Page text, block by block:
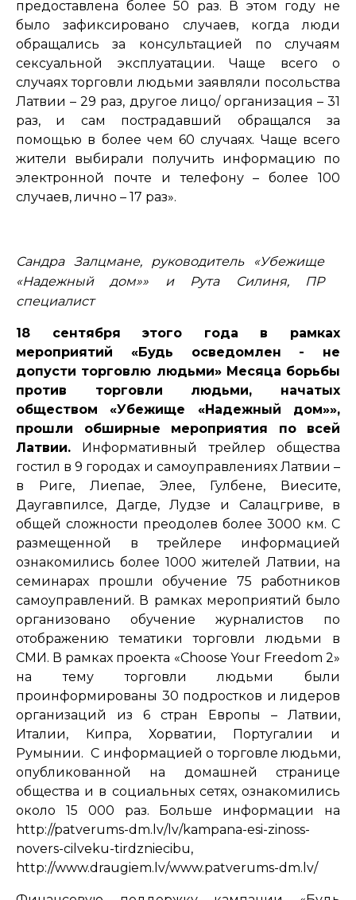
предоставлена более 50 раз. В этом году не
было зафиксировано случаев, когда люди
обращались за консультацией по случаям
сексуальной эксплуатации. Чаще всего о
случаях торговли людьми заявляли посольства
Латвии – 29 раз, другое лицо/ организация – 31
раз, и сам пострадавший обращался за
помощью в более чем 60 случаях. Чаще всего
жители выбирали получить информацию по
электронной почте и телефону – более 100
случаев, лично – 17 раз».
Сандра Залцмане, руководитель «Убежище
«Надежный дом»» и Рута Силиня, ПР
специалист
18 сентября этого года в рамках
мероприятий «Будь осведомлен - не
допусти торговлю людьми» Месяца борьбы
против торговли людьми, начатых
обществом «Убежище «Надежный дом»»,
прошли обширные мероприятия по всей
Латвии. Информативный трейлер общества
гостил в 9 городах и самоуправлениях Латвии –
в Риге, Лиепае, Элее, Гулбене, Виесите,
Даугавпилсе, Дагде, Лудзе и Салацгриве, в
общей сложности преодолев более 3000 км. С
размещенной в трейлере информацией
ознакомились более 1000 жителей Латвии, на
семинарах прошли обучение 75 работников
самоуправлений. В рамках мероприятий было
организовано обучение журналистов по
отображению тематики торговли людьми в
СМИ. В рамках проекта «Choose Your Freedom 2»
на тему торговли людьми были
проинформированы 30 подростков и лидеров
организаций из 6 стран Европы – Латвии,
Италии, Кипра, Хорватии, Португалии и
Румынии. С информацией о торговле людьми,
опубликованной на домашней странице
общества и в социальных сетях, ознакомились
около 15 000 раз. Больше информации на
http://patverums-dm.lv/lv/kampana-esi-zinoss-
novers-cilveku-tirdzniecibu,
http://www.draugiem.lv/www.patverums-dm.lv/